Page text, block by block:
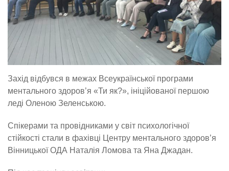
Захід відбувся в межах Всеукраїнської програми
ментального здоров’я «Ти як?», ініційованої першою
леді Оленою Зеленською.
Спікерами та провідниками у світ психологічної
стійкості стали в фахівці Центру ментального здоров’я
Вінницької ОДА Наталія Ломова та Яна Джадан.